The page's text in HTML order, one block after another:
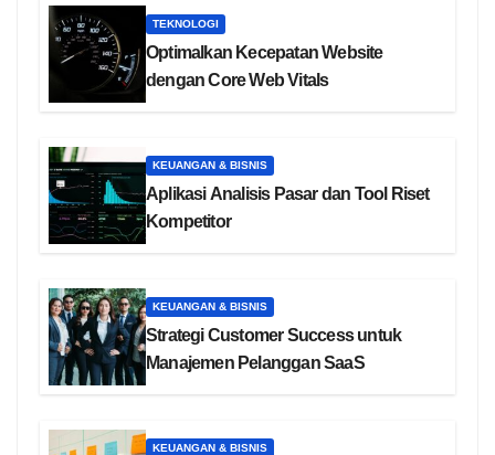
TEKNOLOGI
Optimalkan Kecepatan Website
dengan Core Web Vitals
KEUANGAN & BISNIS
Aplikasi Analisis Pasar dan Tool Riset
Kompetitor
KEUANGAN & BISNIS
Strategi Customer Success untuk
Manajemen Pelanggan SaaS
KEUANGAN & BISNIS